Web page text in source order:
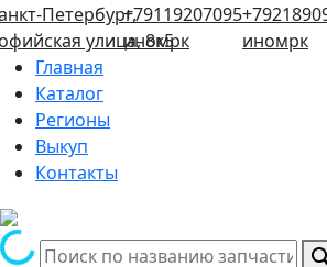
Петербург,
улица, 8к5
+79119207095
иномрк
иномрк
Главная
Каталог
Регионы
Выкуп
Контакты